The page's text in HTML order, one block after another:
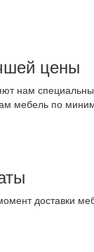
цены
нам
мебель по
доставки